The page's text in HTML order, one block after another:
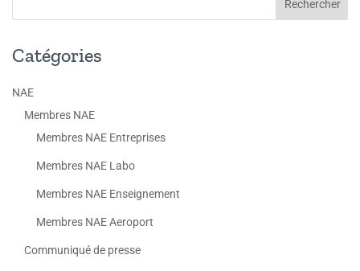
Catégories
NAE
Membres NAE
Membres NAE Entreprises
Membres NAE Labo
Membres NAE Enseignement
Membres NAE Aeroport
Communiqué de presse